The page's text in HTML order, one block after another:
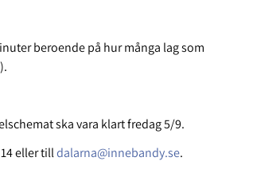
beroende på hur många lag som
ska vara klart fredag 5/9.
eller tilldalarna@innebandy.se.